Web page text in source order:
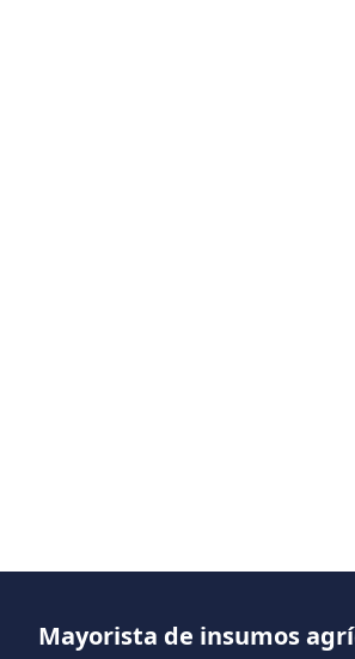
Mayorista de insumos